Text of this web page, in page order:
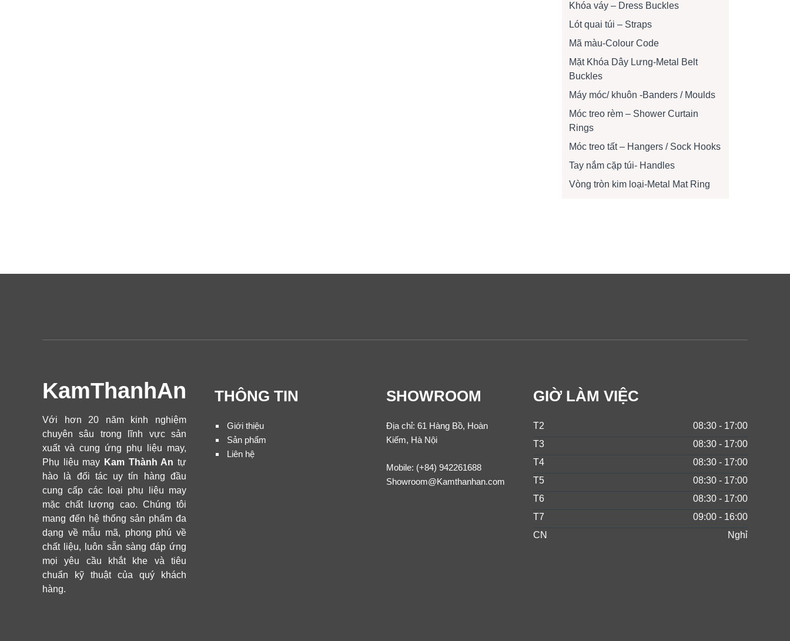
Khóa váy – Dress Buckles
Lót quai túi – Straps
Mã màu-Colour Code
Mặt Khóa Dây Lưng-Metal Belt
Buckles
Máy móc/ khuôn -Banders / Moulds
Móc treo rèm – Shower Curtain
Rings
Móc treo tất – Hangers / Sock Hooks
Tay nắm cặp túi- Handles
Vòng tròn kim loại-Metal Mat Ring
KamThanhAn
Với hơn 20 năm kinh nghiệm
chuyên sâu trong lĩnh vực sản
xuất và cung ứng phụ liệu may,
Phụ liệu may Kam Thành An tự
hào là đối tác uy tín hàng đầu
cung cấp các loại phụ liệu may
mặc chất lượng cao. Chúng tôi
mang đến hệ thống sản phẩm đa
dạng về mẫu mã, phong phú về
chất liệu, luôn sẵn sàng đáp ứng
mọi yêu cầu khắt khe và tiêu
chuẩn kỹ thuật của quý khách
hàng.
THÔNG TIN
Giới thiệu
Sản phẩm
Liên hệ
SHOWROOM
Địa chỉ: 61 Hàng Bồ, Hoàn
Kiếm, Hà Nội
Mobile: (+84) 942261688
Showroom@Kamthanhan.com
GIỜ LÀM VIỆC
T2
08:30 - 17:00
T3
08:30 - 17:00
T4
08:30 - 17:00
T5
08:30 - 17:00
T6
08:30 - 17:00
T7
09:00 - 16:00
CN
Nghỉ